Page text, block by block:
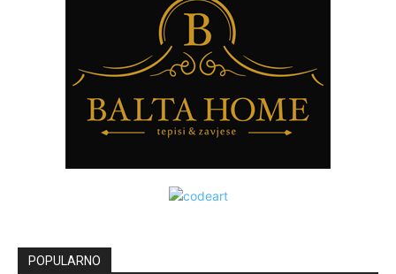
POPULARNO